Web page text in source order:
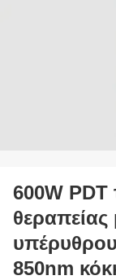
600W
850nm